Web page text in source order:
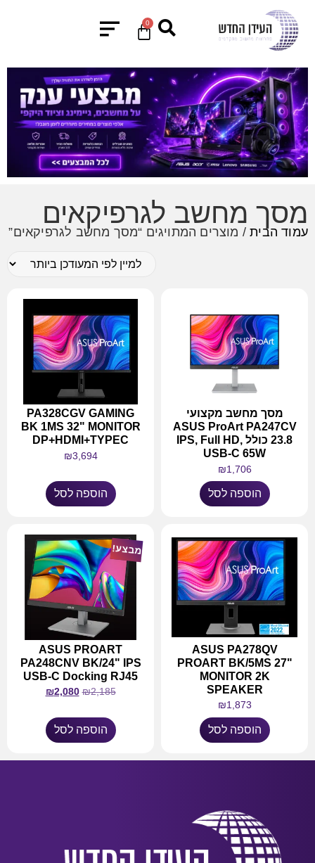
0
מסך מחשב לגרפיקאים
עמוד הבית/ מוצרים המתויגים “מסך מחשב לגרפיקאים”
מסך מחשב מקצועי
ASUS ProArt PA247CV
23.8 כולל IPS, Full HD,
USB-C 65W
₪1,706
הוספה לסל
PA328CGV GAMING
BK 1MS 32" MONITOR
DP+HDMI+TYPEC
₪3,694
הוספה לסל
ASUS PA278QV
PROART BK/5MS 27"
MONITOR 2K
SPEAKER
₪1,873
הוספה לסל
מבצע!
ASUS PROART
PA248CNV BK/24" IPS
USB-C Docking RJ45
₪2,185
₪2,080
הוספה לסל